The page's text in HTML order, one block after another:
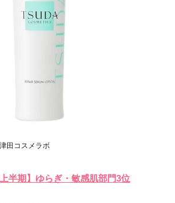
田コスメラボ
半期】ゆらぎ・敏感肌部門3位